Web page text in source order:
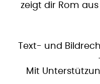
zeigt dir Rom
​​Text- und
​Mit